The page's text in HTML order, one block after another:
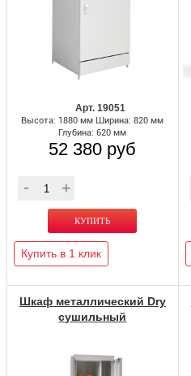
Арт. 19051
Высота: 1880 мм Ширина: 820 мм
Глубина: 620 мм
52 380 руб
Купить в 1 клик
Шкаф металлический Dry
сушильный